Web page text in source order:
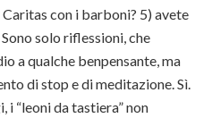
con i barboni? 5) avete
solo riflessioni, che
a qualche benpensante, ma
di stop e di meditazione. Sì.
i “leoni da tastiera” non